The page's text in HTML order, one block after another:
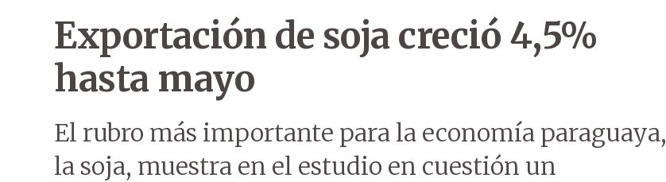
Exportación de soja creció 4,5%
hasta mayo
El rubro más importante para la economía paraguaya,
la soja, muestra en el estudio en cuestión un